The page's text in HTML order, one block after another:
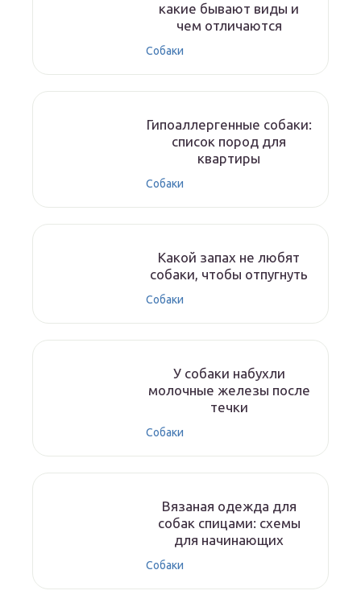
какие бывают виды и
чем отличаются
Собаки
Гипоаллергенные собаки:
список пород для
квартиры
Собаки
Какой запах не любят
собаки, чтобы отпугнуть
Собаки
У собаки набухли
молочные железы после
течки
Собаки
Вязаная одежда для
собак спицами: схемы
для начинающих
Собаки